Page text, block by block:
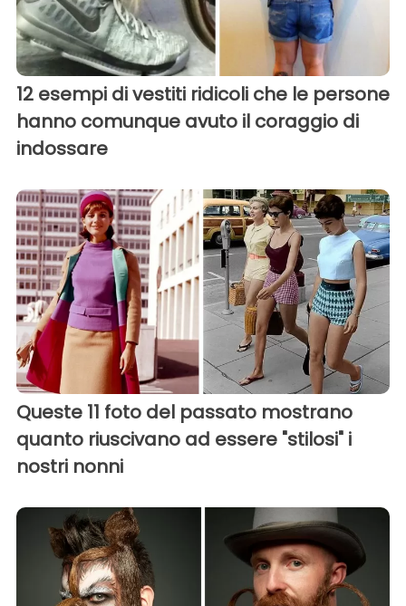
12 esempi di vestiti ridicoli che le persone
hanno comunque avuto il coraggio di
indossare
Queste 11 foto del passato mostrano
quanto riuscivano ad essere "stilosi" i
nostri nonni